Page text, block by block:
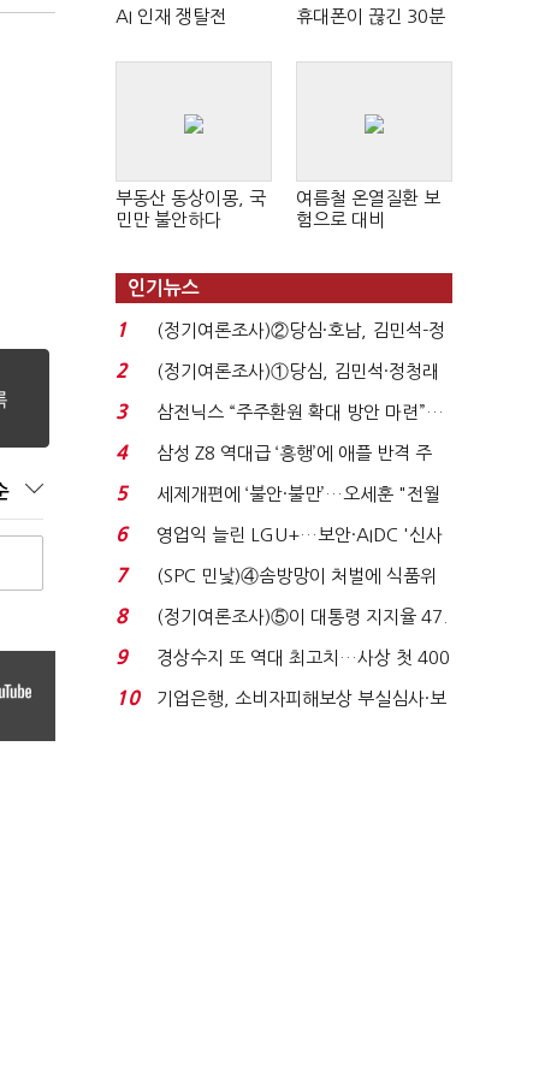
AI 인재 쟁탈전 휴대폰이 끊긴 30분
부동산 동상이몽, 국
민만 불안하다
여름철 온열질환 보
험으로 대비
인기뉴스
1
(정기여론조사)②당심·호남, 김민석-정
청래 '초접전'...
2
(정기여론조사)①당심, 김민석·정청래
'초접전'…대통령 ...
3
삼전닉스 “주주환원 확대 방안 마련”…
로이터에 성명...
4
삼성 Z8 역대급 ‘흥행’에 애플 반격 주
목…9월 ‘폴...
5
세제개편에 ‘불안·불만’…오세훈 "전월
세 구하기 더 ...
6
영업익 늘린 LGU+…보안·AIDC '신사
업 드라이브'...
7
(SPC 민낯)④솜방망이 처벌에 식품위
생법 위반 반복...
8
(정기여론조사)⑤이 대통령 지지율 47.
7%…일주일 만에 ...
9
경상수지 또 역대 최고치…사상 첫 400
억달러에 '3% 성...
10
기업은행, 소비자피해보상 부실심사·보